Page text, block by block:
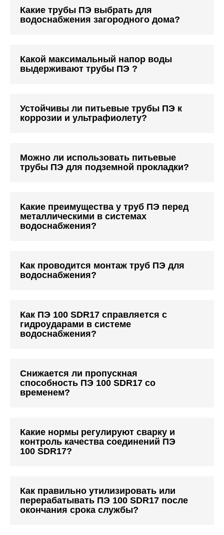
Какие трубы ПЭ выбрать для
водоснабжения загородного дома?
Какой максимальный напор воды
выдерживают трубы ПЭ ?
Устойчивы ли питьевые трубы ПЭ к
коррозии и ультрафиолету?
Можно ли использовать питьевые
трубы ПЭ для подземной прокладки?
Какие преимущества у труб ПЭ перед
металлическими в системах
водоснабжения?
Как проводится монтаж труб ПЭ для
водоснабжения?
Как ПЭ 100 SDR17 справляется с
гидроударами в системе
водоснабжения?
Снижается ли пропускная
способность ПЭ 100 SDR17 со
временем?
Какие нормы регулируют сварку и
контроль качества соединений ПЭ
100 SDR17?
Как правильно утилизировать или
перерабатывать ПЭ 100 SDR17 после
окончания срока службы?